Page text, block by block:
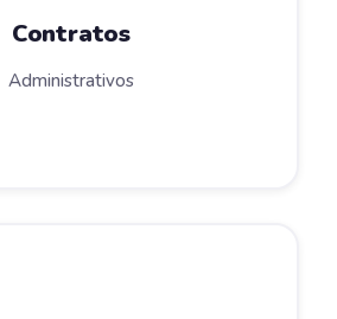
Contratos
Administrativos